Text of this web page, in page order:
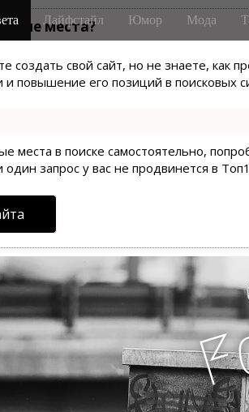
места?
создать свой сайт, но не знаете, как
повышение его позиций в поисковых
места в поиске самостоятельно,
запрос у вас не продвинется в
Лайфстайл Юмор Мода
F